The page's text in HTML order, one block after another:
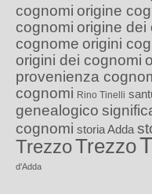
cognomi origine
cognomi origine dei
cognome origini
origini dei cognomi
provenienza
cognomi Rino Tinelli
genealogico
cognomi storia Adda
TrezzoTrezzo
d'Adda